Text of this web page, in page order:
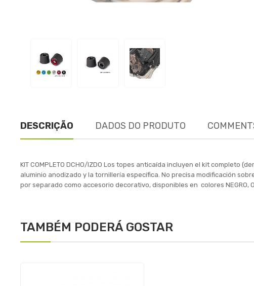
DESCRIÇÃO DADOS DO PRODUTO
KIT COMPLETO DCHO/IZDO Los topes anticaída incluyen el kit completo
aluminio anodizado y la tornillería específica. No precisa modificación
por separado como accesorio decorativo, disponibles en colores NEGRO,
TAMBÉM PODERÁ GOSTAR